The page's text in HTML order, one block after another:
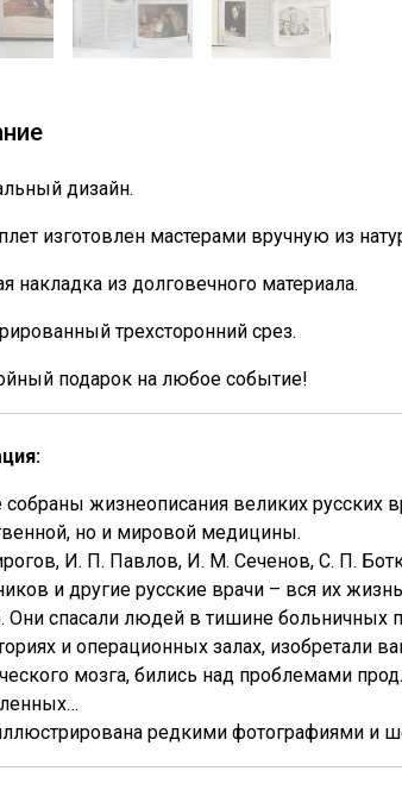
дизайн.
изготовлен мастерами вручную из
накладка из долговечного материала.
трехсторонний срез.
подарок на любое событие!
собраны жизнеописания великих русских
но и мировой медицины.
И. П. Павлов, И. М. Сеченов, С. П.
и другие русские врачи – вся их
Они спасали людей в тишине больничных
и операционных залах, изобретали
мозга, бились над проблемами
редкими фотографиями и